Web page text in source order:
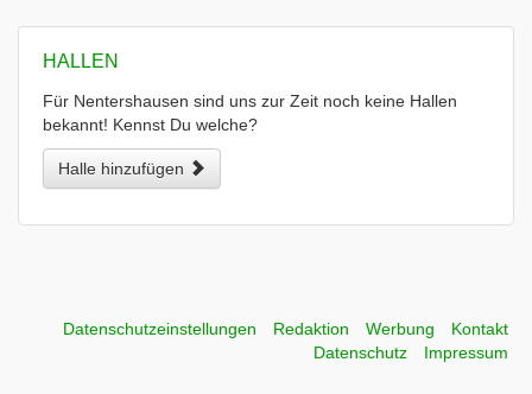
HALLEN
Für Nentershausen sind uns zur Zeit noch keine Hallen
bekannt! Kennst Du welche?
Halle hinzufügen
Datenschutzeinstellungen Redaktion Werbung
Kontakt
Datenschutz
Impressum